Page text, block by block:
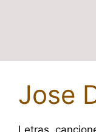
Jose
Letras,